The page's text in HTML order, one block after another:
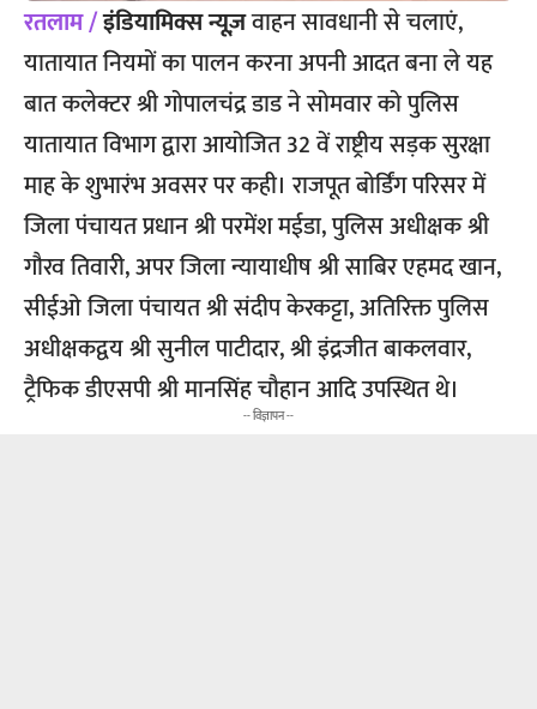
रतलाम /इंडियामिक्स न्यूज़वाहन सावधानी से चलाएं,
यातायात नियमों का पालन करना अपनी आदत बना ले यह
बात कलेक्टर श्री गोपालचंद्र डाड ने सोमवार को पुलिस
यातायात विभाग द्वारा आयोजित 32 वें राष्ट्रीय सड़क सुरक्षा
माह के शुभारंभ अवसर पर कही। राजपूत बोर्डिंग परिसर में
जिला पंचायत प्रधान श्री परमेंश मईडा, पुलिस अधीक्षक श्री
गौरव तिवारी, अपर जिला न्यायाधीष श्री साबिर एहमद खान,
सीईओ जिला पंचायत श्री संदीप केरकट्टा, अतिरिक्त पुलिस
अधीक्षकद्वय श्री सुनील पाटीदार, श्री इंद्रजीत बाकलवार,
ट्रैफिक डीएसपी श्री मानसिंह चौहान आदि उपस्थित थे।
-- विज्ञापन --